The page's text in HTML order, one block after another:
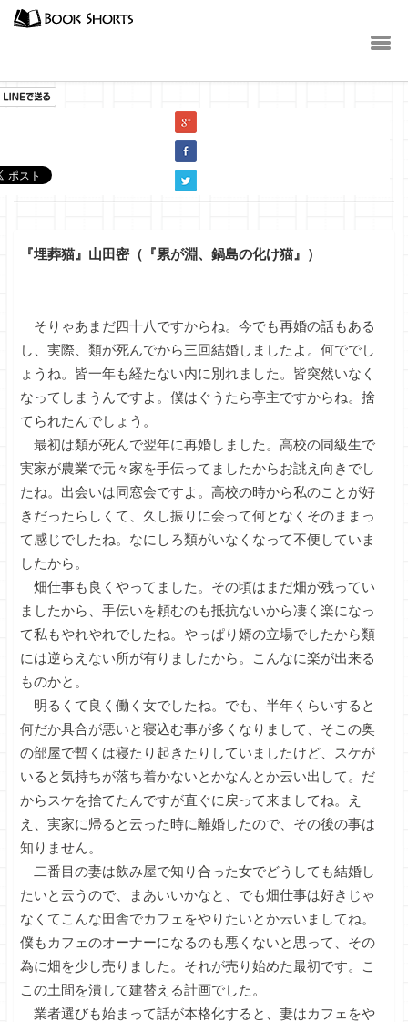
『埋葬猫』山田密（『累が淵、鍋島の化け猫』）
そりゃあまだ四十八ですからね。今でも再婚の話もある
し、実際、類が死んでから三回結婚しましたよ。何ででし
ょうね。皆一年も経たない内に別れました。皆突然いなく
なってしまうんですよ。僕はぐうたら亭主ですからね。捨
てられたんでしょう。
最初は類が死んで翌年に再婚しました。高校の同級生で
実家が農業で元々家を手伝ってましたからお誂え向きでし
たね。出会いは同窓会ですよ。高校の時から私のことが好
きだったらしくて、久し振りに会って何となくそのままっ
て感じでしたね。なにしろ類がいなくなって不便していま
したから。
畑仕事も良くやってました。その頃はまだ畑が残ってい
ましたから、手伝いを頼むのも抵抗ないから凄く楽になっ
て私もやれやれでしたね。やっぱり婿の立場でしたから類
には逆らえない所が有りましたから。こんなに楽が出来る
ものかと。
明るくて良く働く女でしたね。でも、半年くらいすると
何だか具合が悪いと寝込む事が多くなりまして、そこの奥
の部屋で暫くは寝たり起きたりしていましたけど、スケが
いると気持ちが落ち着かないとかなんとか云い出して。だ
からスケを捨てたんですが直ぐに戻って来ましてね。え
え、実家に帰ると云った時に離婚したので、その後の事は
知りません。
二番目の妻は飲み屋で知り合った女でどうしても結婚し
たいと云うので、まあいいかなと、でも畑仕事は好きじゃ
なくてこんな田舎でカフェをやりたいとか云いましてね。
僕もカフェのオーナーになるのも悪くないと思って、その
為に畑を少し売りました。それが売り始めた最初です。こ
この土間を潰して建替える計画でした。
業者選びも始まって話が本格化すると、妻はカフェをや